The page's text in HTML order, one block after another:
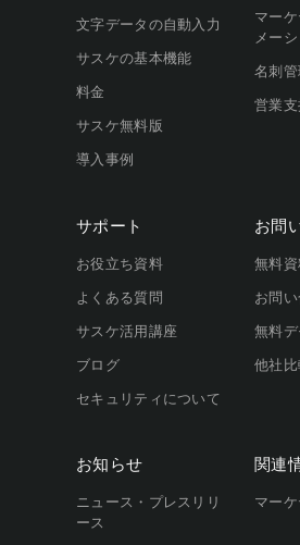
文字データの自動入力
サスケの基本機能
料金
サスケ無料版
導入事例
マー
メー
名刺管
営業支
サポート
お役立ち資料
よくある質問
サスケ活用講座
ブログ
セキュリティについて
お問
無料
お問
無料
他社
お知らせ
ニュース・プレスリリ
ース
関連
マー